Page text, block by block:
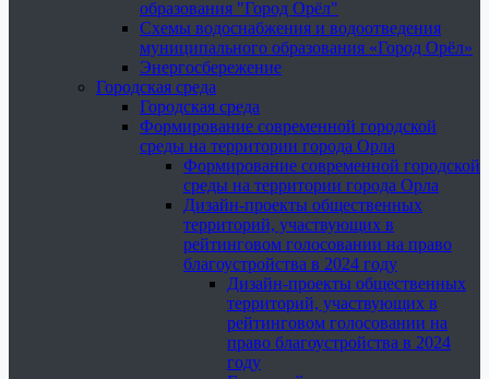
образования "Город Орёл"
Схемы водоснабжения и водоотведения
муниципального образования «Город Орёл»
Энергосбережение
Городская среда
Городская среда
Формирование современной городской
среды на территории города Орла
Формирование современной городской
среды на территории города Орла
Дизайн-проекты общественных
территорий, участвующих в
рейтинговом голосовании на право
благоустройства в 2024 году
Дизайн-проекты общественных
территорий, участвующих в
рейтинговом голосовании на
право благоустройства в 2024
году